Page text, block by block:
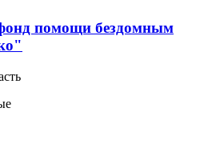
помощи бездомным